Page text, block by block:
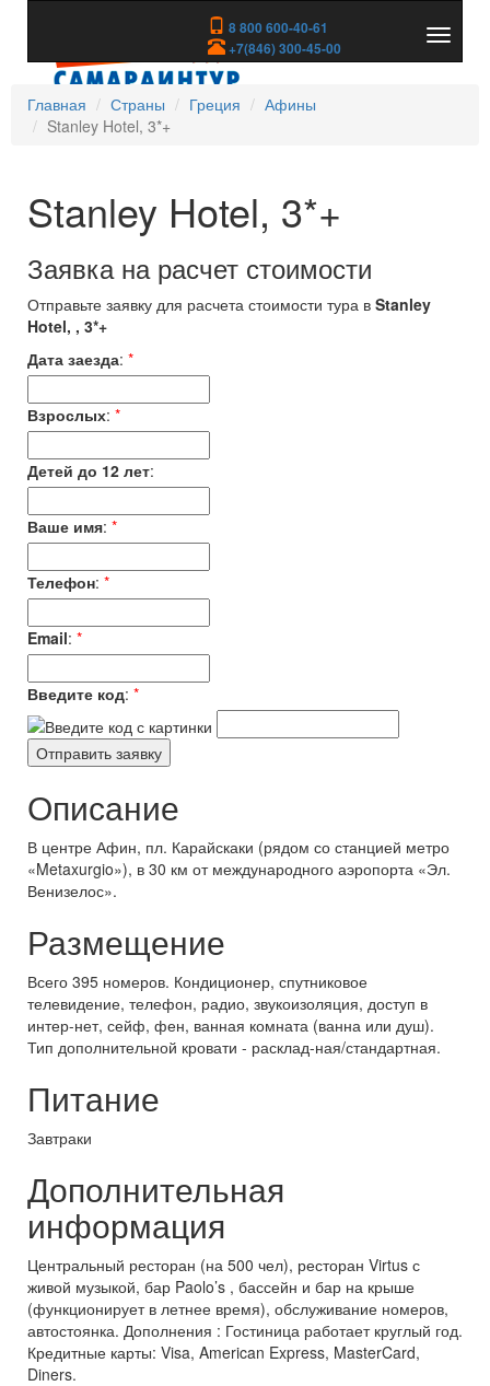
8 800 600-40-61
+7(846) 300-45-00
скрыть
Главная
Страны Греция
Афины
Stanley Hotel, 3*+
Stanley Hotel, 3*+
Заявка на расчет стоимости
Отправьте заявку для расчета стоимости тура в Stanley
Hotel, , 3*+
Дата заезда: *
Взрослых: *
Детей до 12 лет:
Ваше имя: *
Телефон: *
Email: *
Введите код: *
Описание
В центре Афин, пл. Карайскаки (рядом со станцией метро
«Metaxurgio»), в 30 км от международного аэропорта «Эл.
Венизелос».
Размещение
Всего 395 номеров. Кондиционер, спутниковое
телевидение, телефон, радио, звукоизоляция, доступ в
интер-нет, сейф, фен, ванная комната (ванна или душ).
Тип дополнительной кровати - расклад-ная/стандартная.
Питание
Завтраки
Дополнительная
информация
Центральный ресторан (на 500 чел), ресторан Virtus с
живой музыкой, бар Paolo’s , бассейн и бар на крыше
(функционирует в летнее время), обслуживание номеров,
автостоянка. Дополнения : Гостиница работает круглый год.
Кредитные карты: Visa, American Express, MasterCard,
Diners.